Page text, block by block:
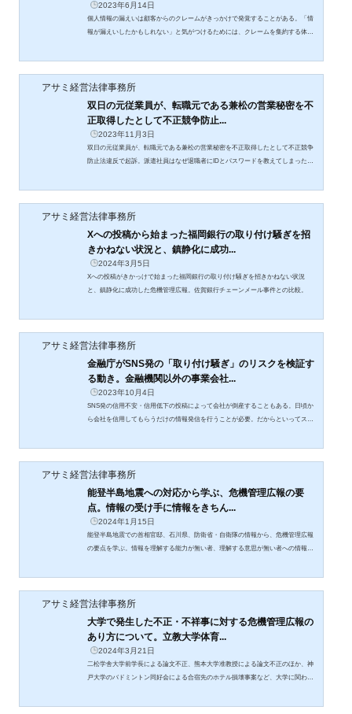
2023年6月14日
個人情報の漏えいは顧客からのクレームがきっかけで発覚することがある。「情
報が漏えいしたかもしれない」と気がつけるためには、クレームを集約する体制
アサミ経営法律事務所
双日の元従業員が、転職元である兼松の営業秘密を不
正取得したとして不正競争防止...
2023年11月3日
双日の元従業員が、転職元である兼松の営業秘密を不正取得したとして不正競争
防止法違反で起訴。派遣社員はなぜ退職者にIDとパスワードを教えてしまったの
アサミ経営法律事務所
Xへの投稿から始まった福岡銀行の取り付け騒ぎを招
きかねない状況と、鎮静化に成功...
2024年3月5日
Xへの投稿がきかっけで始まった福岡銀行の取り付け騒ぎを招きかねない状況
と、鎮静化に成功した危機管理広報。佐賀銀行チェーンメール事件との比較。
アサミ経営法律事務所
金融庁がSNS発の「取り付け騒ぎ」のリスクを検証す
る動き。金融機関以外の事業会社...
2023年10月4日
SNS発の信用不安・信用低下の投稿によって会社が倒産することもある。日頃か
ら会社を信用してもらうだけの情報発信を行うことが必要。だからといってステ
アサミ経営法律事務所
能登半島地震への対応から学ぶ、危機管理広報の要
点。情報の受け手に情報をきちん...
2024年1月15日
能登半島地震での首相官邸、石川県、防衛省・自衛隊の情報から、危機管理広報
の要点を学ぶ。情報を理解する能力が無い者、理解する意思が無い者への情報発
アサミ経営法律事務所
大学で発生した不正・不祥事に対する危機管理広報の
あり方について。立教大学体育...
2024年3月21日
二松学舎大学前学長による論文不正、熊本大学准教授による論文不正のほか、神
戸大学のバドミントン同好会による合宿先のホテル損壊事案など、大学に関わる